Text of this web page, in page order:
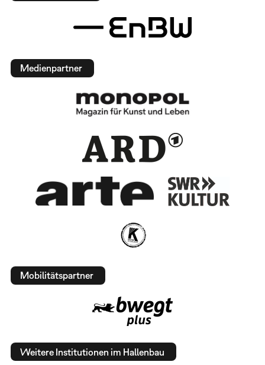
Medienpartner
Mobilitätspartner
Weitere Institutionen im Hallenbau